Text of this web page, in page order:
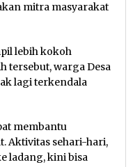
mitra masyarakat
lebih kokoh
tersebut, warga Desa
lagi terkendala
membantu
Aktivitas sehari-hari,
ladang, kini bisa